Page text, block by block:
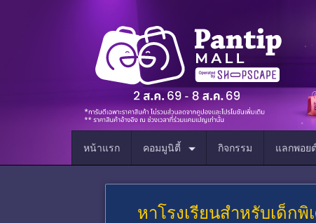
หน้าแรก คอมมูนิตี้ กิจกรรม แลกพอยต์
หาโรงเรียนสำหรับเด็ก